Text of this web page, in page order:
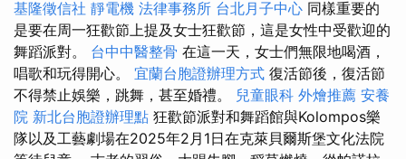
基隆徵信社 靜電機 法律事務所 台北月子中心 同樣重要的
是要在周一狂歡節上提及女士狂歡節，這是女性中受歡迎的
舞蹈派對。 台中中醫整骨 在這一天，女士們無限地喝酒，
唱歌和玩得開心。 宜蘭台胞證辦理方式 復活節後，復活節
不得禁止娛樂，跳舞，甚至婚禮。 兒童眼科 外燴推薦 安養
院 新北台胞證辦理點 狂歡節派對和舞蹈館與Kolompos樂
隊以及工藝劇場在2025年2月1日在克萊貝爾斯堡文化法院